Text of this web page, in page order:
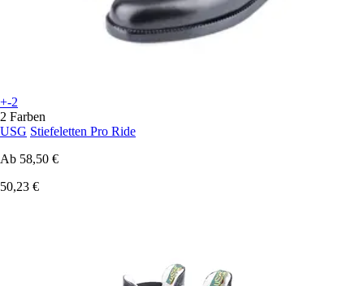
+-2
2 Farben
USG Stiefeletten Pro Ride
Ab 58,50 €
50,23 €